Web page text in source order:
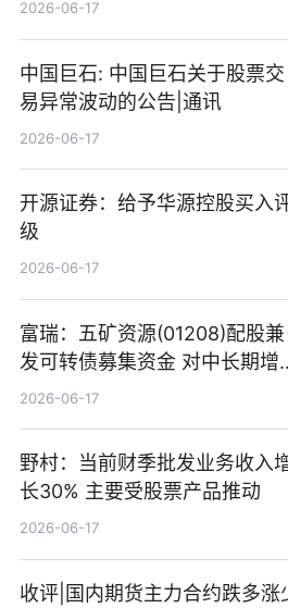
2026-06-17
中国巨石: 中国巨石关于股票交
易异常波动的公告|通讯
2026-06-17
开源证券：给予华源控股买入
级
2026-06-17
富瑞：五矿资源(01208)配股兼
发可转债募集资金 对中长期增
和战略定位正面|当前焦点
2026-06-17
野村：当前财季批发业务收入
长30% 主要受股票产品推动
2026-06-17
收评|国内期货主力合约跌多涨